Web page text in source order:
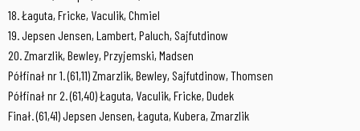
18. Łaguta, Fricke, Vaculik, Chmiel
19. Jepsen Jensen, Lambert, Paluch, Sajfutdinow
20. Zmarzlik, Bewley, Przyjemski, Madsen
Półfinał nr 1. (61,11) Zmarzlik, Bewley, Sajfutdinow, Thomsen
Półfinał nr 2. (61,40) Łaguta, Vaculik, Fricke, Dudek
Finał. (61,41) Jepsen Jensen, Łaguta, Kubera, Zmarzlik